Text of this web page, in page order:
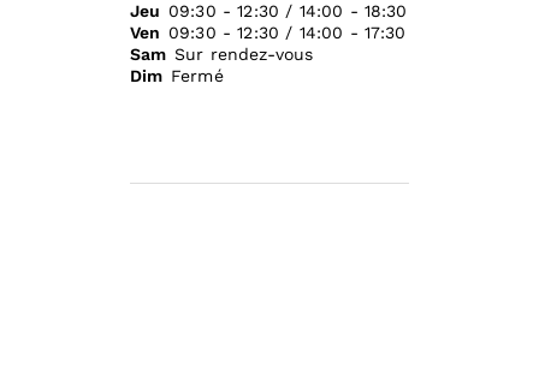
Jeu 09:30 - 12:30 / 14:00 - 18:30
Ven 09:30 - 12:30 / 14:00 - 17:30
Sam Sur rendez-vous
Dim Fermé